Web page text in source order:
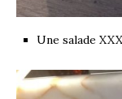
Une salade